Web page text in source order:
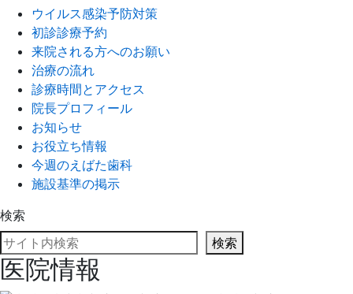
ウイルス感染予防対策
初診診療予約
来院される方へのお願い
治療の流れ
診療時間とアクセス
院長プロフィール
お知らせ
お役立ち情報
今週のえばた歯科
施設基準の掲示
検索
検索
医院情報